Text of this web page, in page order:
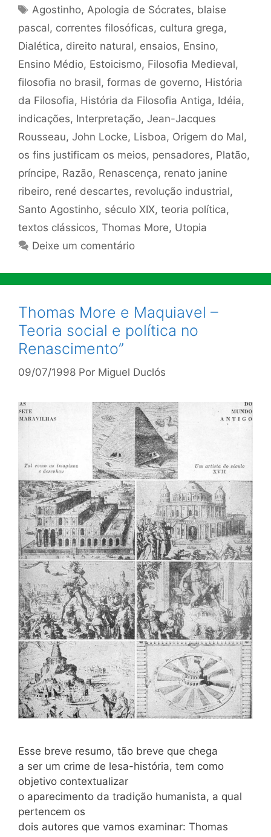
Tags
Agostinho,Apologia de Sócrates, blaise
pascal, correntes filosóficas, cultura grega,
Dialética, direito natural, ensaios, Ensino,
Ensino Médio, Estoicismo, Filosofia Medieval,
filosofia no brasil, formas de governo, História
da Filosofia, História da Filosofia Antiga, Idéia,
indicações, Interpretação, Jean-Jacques
Rousseau, John Locke, Lisboa, Origem do Mal,
os fins justificam os meios, pensadores, Platão,
príncipe, Razão, Renascença, renato janine
ribeiro, rené descartes, revolução industrial,
Santo Agostinho, século XIX, teoria política,
textos clássicos, Thomas More, Utopia
Deixe um comentário
Thomas More e Maquiavel –
Teoria social e política no
Renascimento”
09/07/1998 Por Miguel Duclós
Esse breve resumo, tão breve que chega
a ser um crime de lesa-história, tem como
objetivo contextualizar
o aparecimento da tradição humanista, a qual
pertencem os
dois autores que vamos examinar: Thomas